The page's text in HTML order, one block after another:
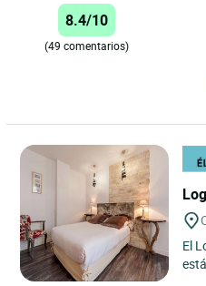
8.4/10
(49 comentarios)
El